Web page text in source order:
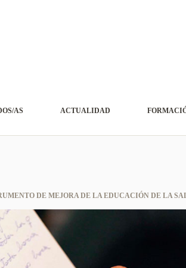
AS ACTUALIDAD
DE MEJORA DE LA EDUCACIÓN DE LA